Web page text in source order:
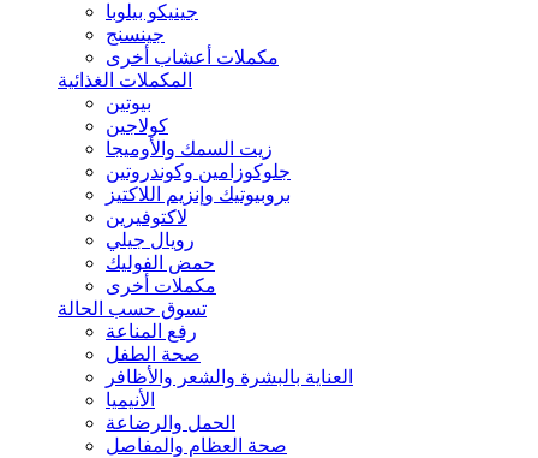
جينيكو بيلوبا
جينسنج
مكملات أعشاب أخرى
المكملات الغذائية
بيوتين
كولاجين
زيت السمك والأوميجا
جلوكوزامين وكوندروتين
بروبيوتيك وإنزيم اللاكتيز
لاكتوفيرين
رويال جيلي
حمض الفوليك
مكملات أخرى
تسوق حسب الحالة
رفع المناعة
صحة الطفل
العناية بالبشرة والشعر والأظافر
الأنيميا
الحمل والرضاعة
صحة العظام والمفاصل